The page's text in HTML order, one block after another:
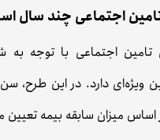
تامین اجتماعی چند سال
تامین اجتماعی با توجه به
ویژه‌ای دارد. در این طرح،
اساس میزان سابقه بیمه